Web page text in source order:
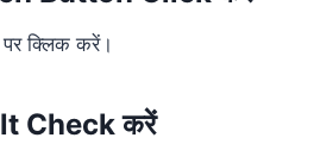
क्लिक करें।
Check करें